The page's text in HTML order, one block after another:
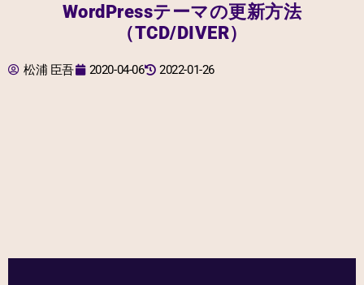
WordPressテーマの更新方法
（TCD/DIVER）
松浦 臣吾 2020-04-06 2022-01-26